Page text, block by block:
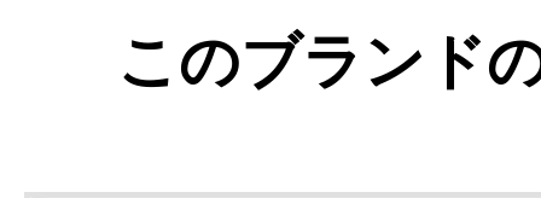
このブランド